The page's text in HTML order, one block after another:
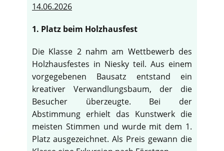
14.06.2026
1. Platz beim Holzhausfest
Die Klasse 2 nahm am Wettbewerb des
Holzhausfestes in Niesky teil. Aus einem
vorgegebenen Bausatz entstand ein
kreativer Verwandlungsbaum, der die
Besucher überzeugte. Bei der
Abstimmung erhielt das Kunstwerk die
meisten Stimmen und wurde mit dem 1.
Platz ausgezeichnet. Als Preis gewann die